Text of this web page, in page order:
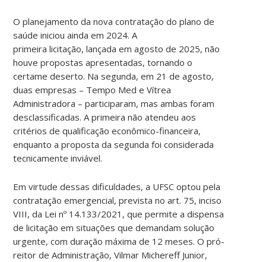
O planejamento da nova contratação do plano de
saúde iniciou ainda em 2024. A
primeira licitação, lançada em agosto de 2025, não
houve propostas apresentadas, tornando o
certame deserto. Na segunda, em 21 de agosto,
duas empresas – Tempo Med e Vítrea
Administradora – participaram, mas ambas foram
desclassificadas. A primeira não atendeu aos
critérios de qualificação econômico-financeira,
enquanto a proposta da segunda foi considerada
tecnicamente inviável.
Em virtude dessas dificuldades, a UFSC optou pela
contratação emergencial, prevista no art. 75, inciso
VIII, da Lei nº 14.133/2021, que permite a dispensa
de licitação em situações que demandam solução
urgente, com duração máxima de 12 meses. O pró-
reitor de Administração, Vilmar Michereff Junior,